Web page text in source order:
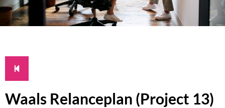
Waals Relanceplan (Project 13)